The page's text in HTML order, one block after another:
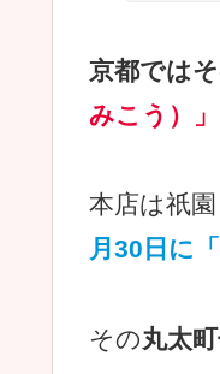
京都では
みこう）」
本店は祇
月30日に
その丸太